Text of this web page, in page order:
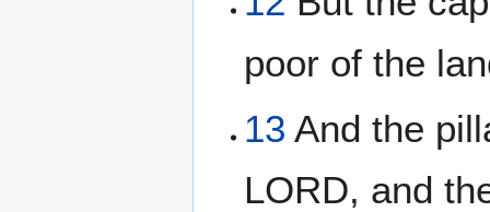
poor of the
13 And the
LORD, and